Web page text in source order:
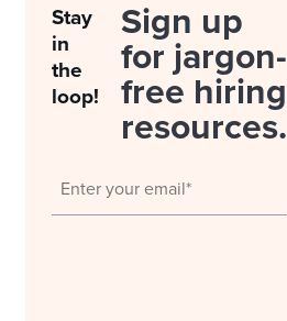
Stay
in
the
loop!
Sign up
for jargon-
free hiring
resources.